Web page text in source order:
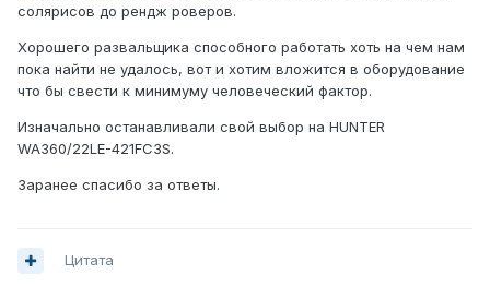
солярисов до рендж роверов.
Хорошего развальщика способного работать хоть на чем нам
пока найти не удалось, вот и хотим вложится в оборудование
что бы свести к минимуму человеческий фактор.
Изначально останавливали свой выбор на HUNTER
WA360/22LE-421FC3S.
Заранее спасибо за ответы.
Цитата